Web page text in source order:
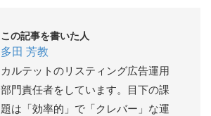
この記事を書いた人
多田 芳教
カルテットのリスティング広告運用
部門責任者をしています。目下の課
題は「効率的」で「クレバー」な運